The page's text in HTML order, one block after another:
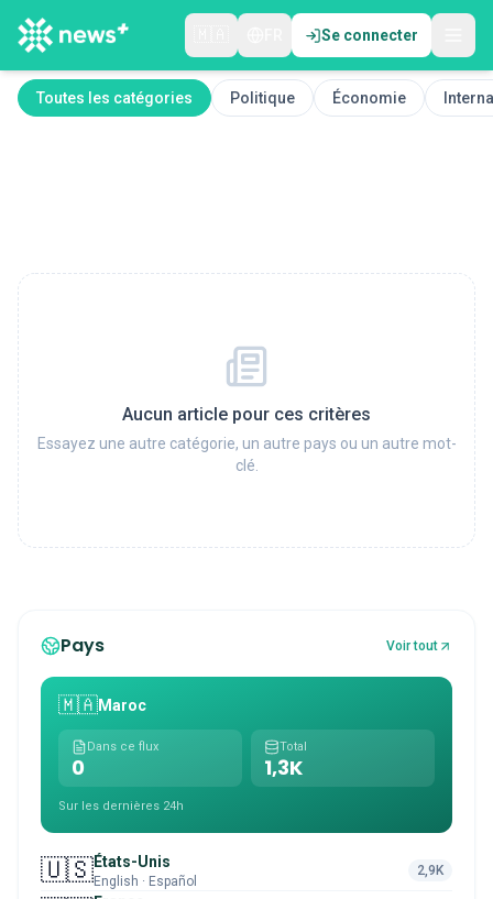
Se connecter
Toutes les catégories Politique Économie
Aucun article pour ces critères
Essayez une autre catégorie, un autre pays ou un autre mot-
clé.
Pays Voir tout
🇲🇦Maroc
Dans ce flux
0
Total
1,3K
Sur les dernières 24h
🇺🇸États-Unis
English · Español
2,9K